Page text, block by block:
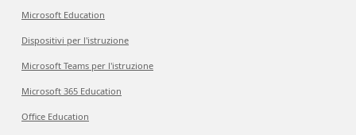
Microsoft Education
Dispositivi per l'istruzione
Microsoft Teams per l'istruzione
Microsoft 365 Education
Office Education